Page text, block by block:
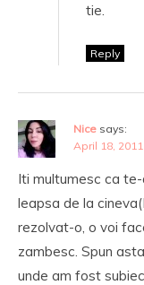
tie.
Reply
Nice says:
April 18,
Iti multumesc ca
leapsa de la
rezolvat-o, o voi
zambesc. Spun
unde am fost